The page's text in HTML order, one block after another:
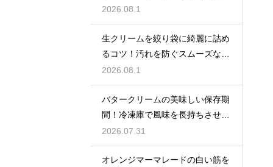
しい種類を紹介
2026.08.1
生クリームを絞り袋に綺麗に詰め
るコツ！汚れを防ぐスムーズな入
れ方
2026.08.1
バタークリームの美味しい保存期
間！冷凍庫で風味を長持ちさせる
コツ
2026.07.31
オレンジマーマレードの白い筋を